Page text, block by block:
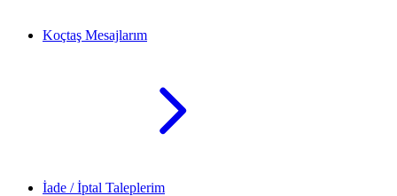
Koçtaş Mesajlarım
İade / İptal Taleplerim